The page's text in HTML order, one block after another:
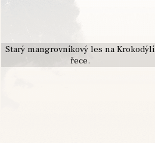
Starý mangrovníkový les na Krokodýlí
řece.